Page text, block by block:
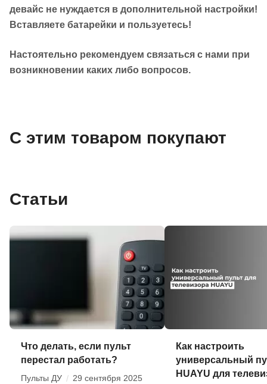
девайс не нуждается в дополнительной настройки!
Вставляете батарейки и пользуетесь!
Настоятельно рекомендуем связаться с нами при
возникновении каких либо вопросов.
С этим товаром покупают
Статьи
Что делать, если пульт
перестал работать?
Пульты ДУ / 29 сентября 2025
Как настроить
универсальный
HUAYU для